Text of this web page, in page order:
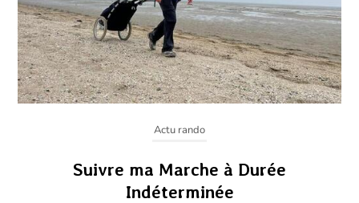
Actu rando
Suivre ma Marche à Durée
Indéterminée